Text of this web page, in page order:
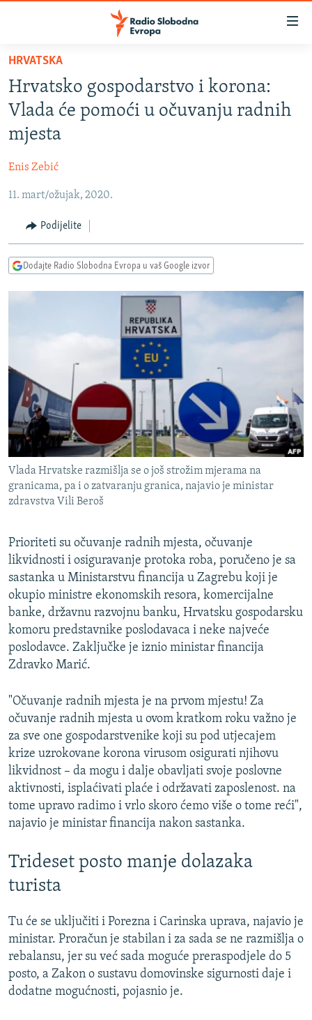
Pređite
glavni
sadržaj
Pređite
na
glavnu
Pređite
pretragu
BOSNA I HERCEGOVINA
SRBIJA
KOSOVO
CRNA GORA
VIZUELNO
VIDEO
INFOGRAFIKE
PODCASTI
KINA NA BALKANU
RSE PRIČE IZ SVIJETA
SPECIJALI RSE
VIŠE OD NASLOVA
GENOCID U SREBRENICI
POPLAVE I KLIZIŠTA U BIH 2024.
TV LIBERTY
POST SCRIPTUM
TRI DECENIJE OD RATA U BIH
SVE KARTE DEJTONA
NASTANAK I RASPAD JUGOSLAVIJE
PRATITE NAS
Sve RFE/RL stranice
HRVATSKA
Hrvatsko gospodarstvo i korona:
Vlada će pomoći u očuvanju radnih
mjesta
Enis Zebić
11. mart/ožujak, 2020.
Podijelite
Dodajte Radio Slobodna Evropa u vaš Google izvor
Vlada Hrvatske razmišlja se o još strožim mjerama na
granicama, pa i o zatvaranju granica, najavio je ministar
zdravstva Vili Beroš
Prioriteti su očuvanje radnih mjesta, očuvanje
likvidnosti i osiguravanje protoka roba, poručeno je sa
sastanka u Ministarstvu financija u Zagrebu koji je
okupio ministre ekonomskih resora, komercijalne
banke, državnu razvojnu banku, Hrvatsku gospodarsku
komoru predstavnike poslodavaca i neke najveće
poslodavce. Zaključke je iznio ministar financija
Zdravko Marić.
"Očuvanje radnih mjesta je na prvom mjestu! Za
očuvanje radnih mjesta u ovom kratkom roku važno je
za sve one gospodarstvenike koji su pod utjecajem
krize uzrokovane korona virusom osigurati njihovu
likvidnost – da mogu i dalje obavljati svoje poslovne
aktivnosti, isplaćivati plaće i održavati zaposlenost. na
tome upravo radimo i vrlo skoro ćemo više o tome reći",
najavio je ministar financija nakon sastanka.
Trideset posto manje dolazaka
turista
Tu će se uključiti i Porezna i Carinska uprava, najavio je
ministar. Proračun je stabilan i za sada se ne razmišlja o
rebalansu, jer su već sada moguće preraspodjele do 5
posto, a Zakon o sustavu domovinske sigurnosti daje i
dodatne mogućnosti, pojasnio je.